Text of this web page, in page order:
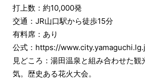
打上数：約10,000発
交通：JR山口駅から徒歩15分
有料席：あり
公式：https://
見どころ：湯田温泉と組み合わせた観
気。歴史ある花火大会。